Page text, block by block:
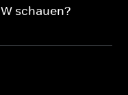
schauen?